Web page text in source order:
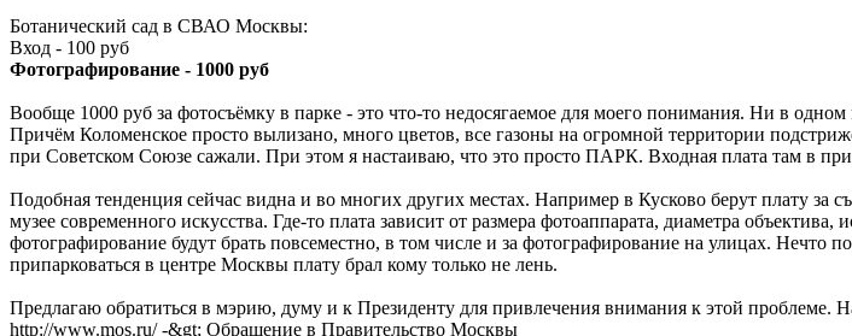
Ботанический сад в СВАО Москвы:
Вход - 100 руб
Фотографирование - 1000 руб
Вообще 1000 руб за фотосъёмку в парке - это что-то недосягаемое для моего понимания. Ни в
Причём Коломенское просто вылизано, много цветов, все газоны на огромной территории
при Советском Союзе сажали. При этом я настаиваю, что это просто ПАРК. Входная плата там в
Подобная тенденция сейчас видна и во многих других местах. Например в Кусково берут плату
музее современного искусства. Где-то плата зависит от размера фотоаппарата, диаметра
фотографирование будут брать повсеместно, в том числе и за фотографирование на улицах. Нечто
припарковаться в центре Москвы плату брал кому только не лень.
Предлагаю обратиться в мэрию, думу и к Президенту для привлечения внимания к этой проблеме.
http://www.mos.ru/ -&gt; Обращение в Правительство Москвы